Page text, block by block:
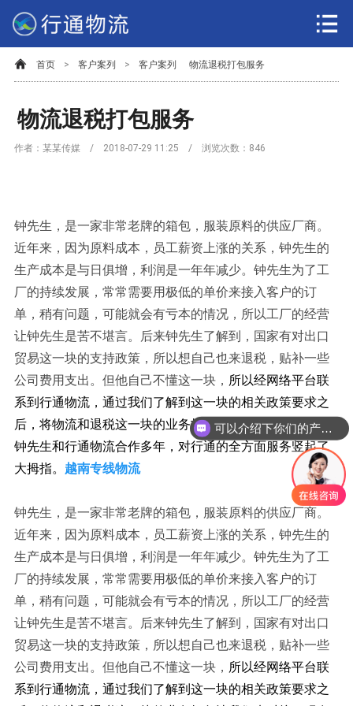
首页 > 客户案列 > 客户案列 物流退税打包服务
物流退税打包服务
作者：某某传媒 / 2018-07-29 11:25 / 浏览次数： 846
钟先生，是一家非常老牌的箱包，服装原料的供应厂商。
近年来，因为原料成本，员工薪资上涨的关系，钟先生的
生产成本是与日俱增，利润是一年年减少。钟先生为了工
厂的持续发展，常常需要用极低的单价来接入客户的订
单，稍有问题， 可能就会有亏本的情况，所以工厂的经营
让钟先生是苦不堪言。后来钟先生了解到，国家有对出口
贸易这一块的支持政策，所以想自己也来退税，贴补一些
公司费用支出。但他自己不懂这一块， 所以经网络平台联
系到行通物流，通过我们了解到这一块的相关政策要求之
后，将物流和退税这一块的业务打包让我们来对接。现在
钟先生和行通物流合作多年，对行通的全方面服务竖起了
大拇指。 越南专线物流
钟先生，是一家非常老牌的箱包，服装原料的供应厂商。
近年来，因为原料成本，员工薪资上涨的关系，钟先生的
生产成本是与日俱增，利润是一年年减少。钟先生为了工
厂的持续发展，常常需要用极低的单价来接入客户的订
单，稍有问题， 可能就会有亏本的情况，所以工厂的经营
让钟先生是苦不堪言。后来钟先生了解到，国家有对出口
贸易这一块的支持政策，所以想自己也来退税，贴补一些
公司费用支出。但他自己不懂这一块， 所以经网络平台联
系到行通物流，通过我们了解到这一块的相关政策要求之
可以介绍下你们的产品么？